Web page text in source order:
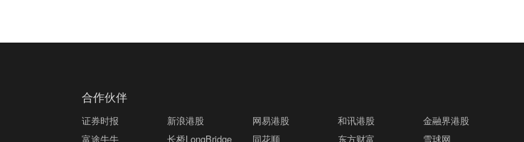
合作伙伴
证券时报 新浪港股 网易港股 和讯港股
金融界港股
富途牛牛
长桥LongBridge 同花顺 东方财富 雪球网